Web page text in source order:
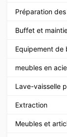
Préparation
Buffet et
Equipement
meubles en
Lave-vaisselle
Extraction
Meubles et